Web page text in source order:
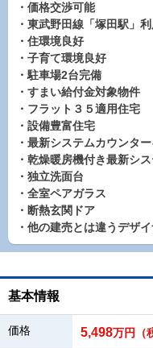
・価格交渉可能
・東武野田線「塚田駅」
・住環境良好
・子育て環境良好
・駐車場2台完備
・すまい給付金対象物件
・フラット３５適用住宅
・設備豊富住宅
・最新システムカウンタ
・乾燥暖房機付き最新シ
・独立洗面台
・全室ペアガラス
・断熱玄関ドア
・他の建売とは違うデザ
基本情報
価格 5,498万円（